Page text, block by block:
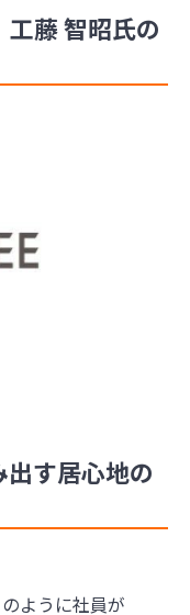
藤 智昭氏の
す居心地の
ように社員が